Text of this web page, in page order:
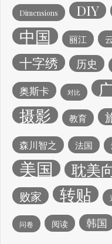
Dimensions DIY
中国 丽江
十字绣 历史
奥斯卡 对比
摄影 教育
森川智之 法国
美国 耽美
败家 转贴
问卷 阅读 韩国